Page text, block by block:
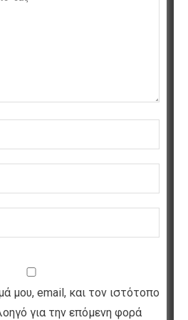
μου, email, και τον ιστότοπο
για την επόμενη φορά